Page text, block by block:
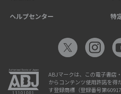
ヘルプセンター 特
ABJマークは、この電子書店
からコンテンツ使用許諾を得
す登録商標（登録番号第